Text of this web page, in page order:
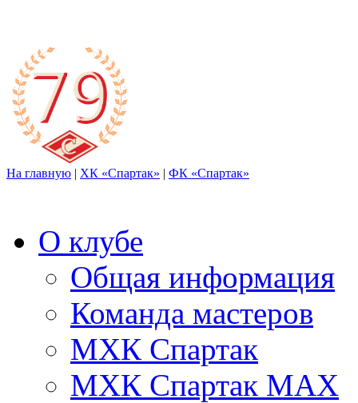
На главную | ХК «Спартак» | ФК «Спартак»
О клубе
Общая информация
Команда мастеров
МХК Спартак
МХК Спартак МАХ